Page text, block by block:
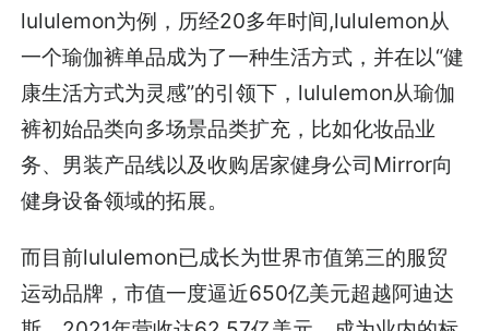
lululemon为例，历经20多年时间,lululemon从
一个瑜伽裤单品成为了一种生活方式，并在以“健
康生活方式为灵感”的引领下，lululemon从瑜伽
裤初始品类向多场景品类扩充，比如化妆品业
务、男装产品线以及收购居家健身公司Mirror向
健身设备领域的拓展。
而目前lululemon已成长为世界市值第三的服贸
运动品牌，市值一度逼近650亿美元超越阿迪达